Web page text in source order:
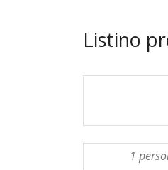
Listino
1